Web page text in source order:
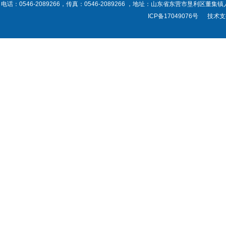
电话：0546-2089266，传真：0546-2089266 ，地址：山东省东营市垦利区董集
ICP备17049076号
技术